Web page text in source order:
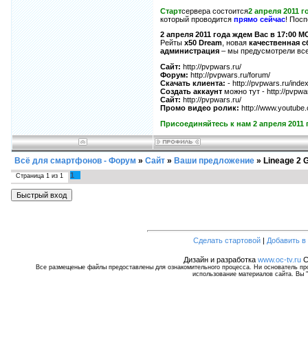
Стартсервера состоится2 апреля 2011
который проводится прямо сейчас!
2 апреля 2011 года ждем Вас в 17:00
Рейты х50 Dream , новая качественная
администрация – мы предусмотрели
Сайт: http://pvpwars.ru/
Форум: http://pvpwars.ru/forum/
Скачать клиента: - http://pvpwars.ru/
Создать аккаунт можно тут - http://
Сайт: http://pvpwars.ru/
Промо видео ролик: http://
Присоединяйтесь к нам 2 апреля
Всё для смартфонов - Форум » Сайт » Ваши предложение » Lineage 2
Страница 1 из 1 1
Сделать стартовой| Добавить в
Дизайн и разработка www.oc-tv.ru
Все размещеные файлы предоставлены для ознакомительного процесса. Ни основатель
использование материалов сайта. Вы